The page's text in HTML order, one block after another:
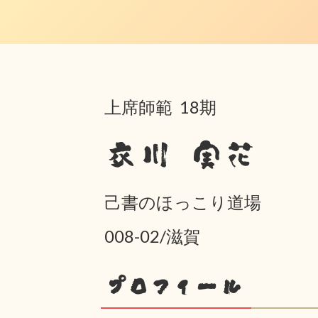
上席師範 18期
衣川 実花
己書のほっこり道場
008-02/滋賀
プロフィール